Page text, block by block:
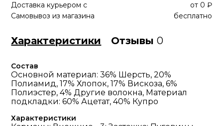
Доставка курьером с от 0 ₽
Самовывоз из магазина
бесплатно
Характеристики Отзывы0
Состав
Основной материал: 36% Шерсть, 20%
Полиамид, 17% Хлопок, 17% Вискоза, 6%
Полиэстер, 4% Другие волокна, Материал
подкладки: 60% Ацетат, 40% Купро
Характеристики